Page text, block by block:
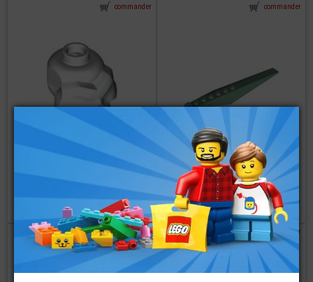
LEGO® Mini-
Figurine Tête
Crane avec
Tenon -
5,99€
commander
LEGO® Plate
Hélice - Pale 1x12
avec Charnière et
6 Tenons
9,90
à partir de
commander
2 coloris disponibles
commander commander